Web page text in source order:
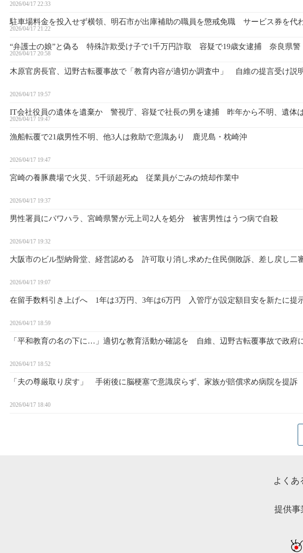
2026/04/17 22:33
駐車場料金を投入せず横領、明石市が出庫補助の職員を懲戒免職 サービス券を代
2026/04/17 21:22
“弁護士の娘”と偽る 特殊詐欺受け子で1千万円詐取 容疑で19歳女逮捕 奈良県警
2026/04/17 20:58
木原官房長官、辺野古転覆事故で「教育内容が適切か調査中」 自維の提言受け説
2026/04/17 19:57
IT会社役員の遺体を遺棄か 警視庁、容疑で社長の男を逮捕 昨年から不明、遺体
2026/04/17 19:47
漁船転覆で21歳男性不明、他3人は救助で意識あり 鹿児島・枕崎沖
2026/04/17 19:47
宮崎の養豚農場で火災、5千頭超死ぬ 従業員がごみの焼却作業中
2026/04/17 19:37
男性署員にパワハラ、宮崎県警が元上司2人を処分 被害男性はうつ病で自殺
2026/04/17 19:32
大阪市のビル型納骨堂、経営認める 許可取り消し求めた住民側敗訴、差し戻し二
2026/04/17 19:07
在留手数料引き上げへ 1年は3万円、3年は6万円 入管庁が設定額目安を新たに提
2026/04/17 18:59
「平和教育の名の下に…」適切な教育活動か確認を 自維、辺野古転覆事故で政府
2026/04/17 18:52
「夫の尊厳取り戻す」 手術後に脳梗塞で意識戻らず、家族が賠償求め病院を提
2026/04/17 18:40
よくあ
提供事